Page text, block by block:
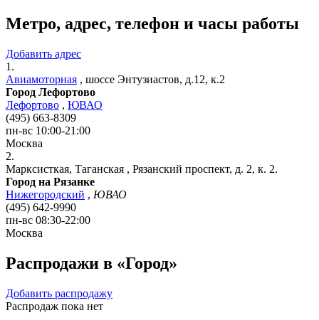
Метро, адрес, телефон и часы работы
Добавить адрес
1.
Авиамоторная , шоссе Энтузиастов, д.12, к.2
Город Лефортово
Лефортово , ЮВАО
(495) 663-8309
пн-вс 10:00-21:00
Москва
2.
Марксисткая, Таганская , Рязанский проспект, д. 2, к. 2.
Город на Рязанке
Нижегородский , ЮВАО
(495) 642-9990
пн-вс 08:30-22:00
Москва
Распродажи в «Город»
Добавить распродажу
Распродаж пока нет